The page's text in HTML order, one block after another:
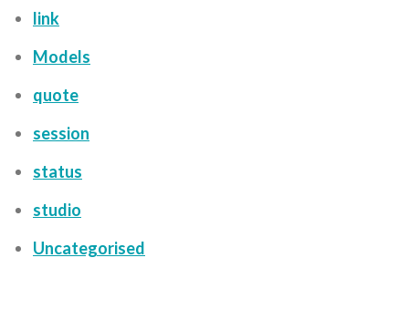
link
Models
quote
session
status
studio
Uncategorised